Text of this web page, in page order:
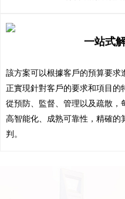
一站式
該方案可以根據客戶的預算要求
正實現針對客戶的要求和項目的
從預防、監督、管理以及疏散，
高智能化、成熟可靠性，精確的
判。